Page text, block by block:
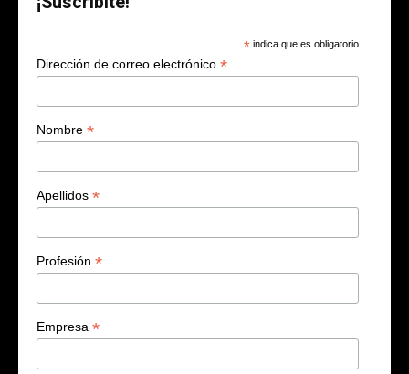
* indica que es obligatorio
Dirección de correo electrónico *
Nombre *
Apellidos *
Profesión *
Empresa *